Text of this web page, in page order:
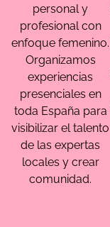
personal y
profesional con
enfoque femenino.
Organizamos
experiencias
presenciales en
toda España para
visibilizar el talento
de las expertas
locales y crear
comunidad.